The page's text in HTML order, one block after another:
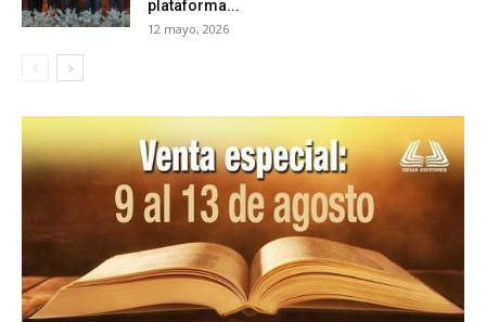
plataforma...
12 mayo, 2026